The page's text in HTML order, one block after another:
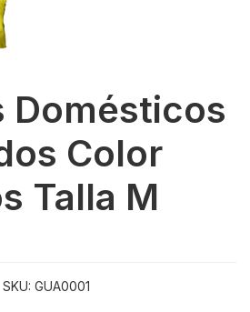
Domésticos
Color
Talla M
SKU: GUA0001